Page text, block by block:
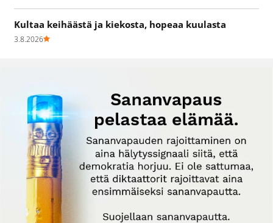
Kultaa keihäästä ja kiekosta, hopeaa kuulasta
3.8.2026